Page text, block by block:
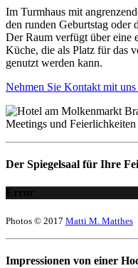
Im Turmhaus mit
den runden Geburtstag oder
Der Raum verfügt über eine
Küche, die als Platz für das
genutzt werden kann.
Nehmen Sie Kontakt mit uns
Der Spiegelsaal für Ihre
Error
Photos © 2017 Matti M. Matthes
Impressionen von einer